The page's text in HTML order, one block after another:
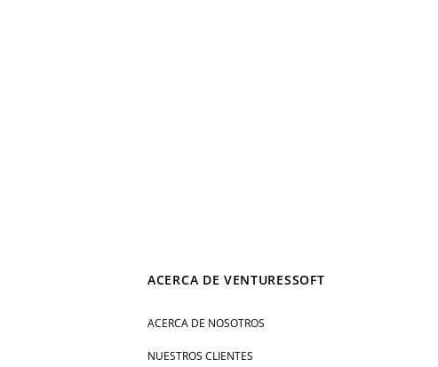
ACERCA DE VENTURESSOFT
ACERCA DE NOSOTROS
NUESTROS CLIENTES